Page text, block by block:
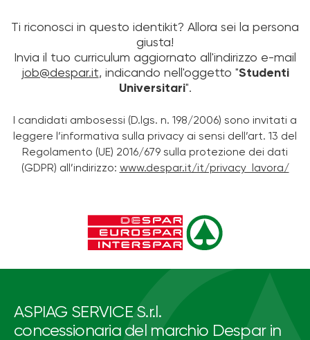
Ti riconosci in questo identikit? Allora sei la persona
giusta!
Invia il tuo curriculum aggiornato all'indirizzo e-mail
job@despar.it, indicando nell'oggetto "Studenti
Universitari".
I candidati ambosessi (D.lgs. n. 198/2006) sono invitati a
leggere l’informativa sulla privacy ai sensi dell’art. 13 del
Regolamento (UE) 2016/679 sulla protezione dei dati
(GDPR) all’indirizzo: www.despar.it/it/privacy_lavora/
ASPIAG SERVICE S.r.l.
concessionaria del marchio Despar in